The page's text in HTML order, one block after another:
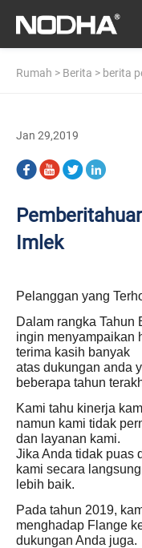
Rumah > Berita > berita
Jan 29,2019
Imlek
Pelanggan yang
Dalam rangka Tahun
ingin menyampaikan
terima kasih banyak
atas dukungan anda
beberapa tahun
Kami tahu kinerja
namun kami tidak
dan layanan kami.
Jika Anda tidak puas
kami secara
lebih baik.
Pada tahun 2019,
menghadap Flange
dukungan Anda juga.